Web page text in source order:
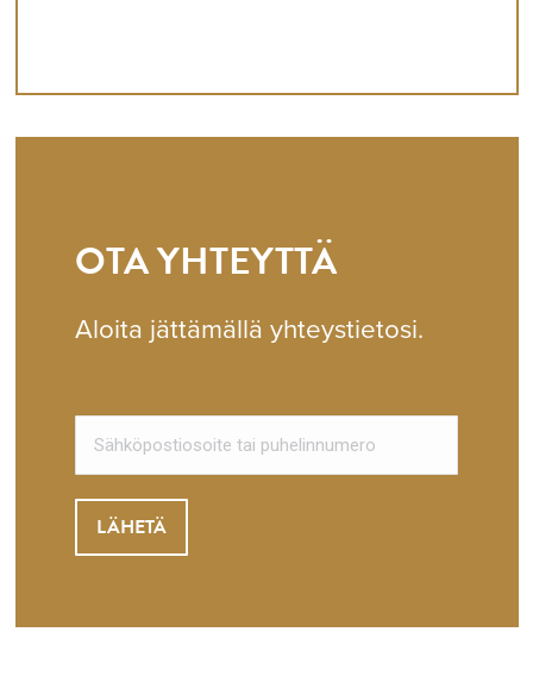
OTA YHTEYTTÄ
Aloita jättämällä yhteystietosi.